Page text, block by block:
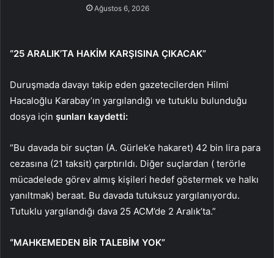
Ağustos 6, 2026
“25 ARALIK’TA HAKİM KARŞISINA ÇIKACAK”
Duruşmada davayı takip eden gazetecilerden Hilmi
Hacaloğlu Karabay’ın yargılandığı ve tutuklu bulunduğu
dosya için şunları kaydetti:
“Bu davada bir suçtan (A. Gürlek’e hakaret) 42 bin lira para
cezasına (21 taksit) çarptırıldı. Diğer suçlardan ( terörle
mücadelede görev almış kişileri hedef göstermek ve halkı
yanıltmak) beraat. Bu davada tutuksuz yargılanıyordu.
Tutuklu yargılandığı dava 25 ACM’de 2 Aralık’ta.”
“MAHKEMEDEN BİR TALEBİM YOK”